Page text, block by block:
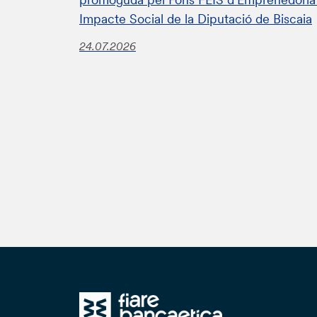
Impacte Social de la Diputació de Biscaia
24.07.2026